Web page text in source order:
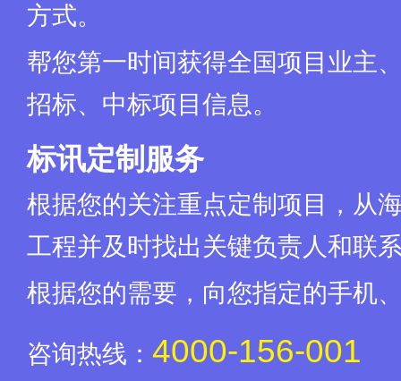
方式。
帮您第一时间获得全国项目业主
招标、中标项目信息。
标讯定制服务
根据您的关注重点定制项目，从
工程并及时找出关键负责人和联
根据您的需要，向您指定的手机
咨询热线： 4000-156-001